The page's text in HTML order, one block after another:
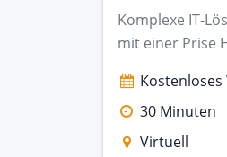
Komplexe IT-
mit einer Prise
30 Minuten
Virtuell